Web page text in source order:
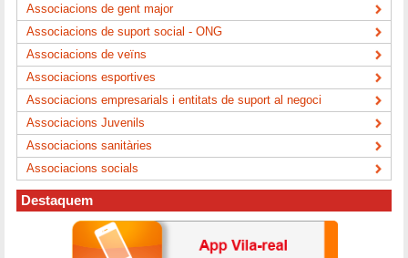
Associacions de gent major
Associacions de suport social - ONG
Associacions de veïns
Associacions esportives
Associacions empresarials i entitats de suport al negoci
Associacions Juvenils
Associacions sanitàries
Associacions socials
Destaquem